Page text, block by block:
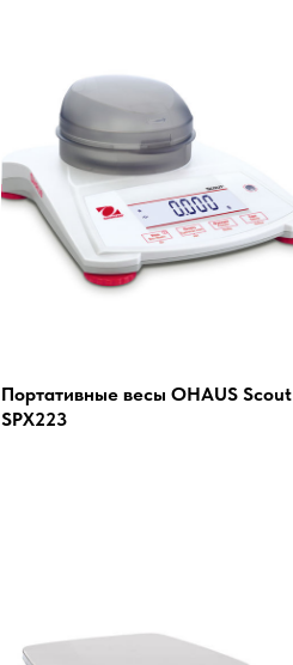
Портативные весы OHAUS Scout
SPX223